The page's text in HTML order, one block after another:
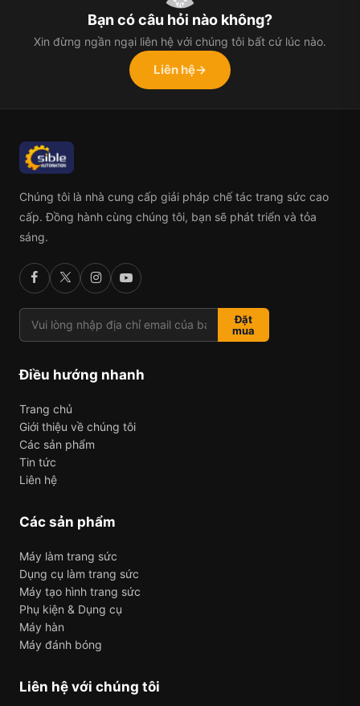
Bạn có câu hỏi nào không?
Xin đừng ngần ngại liên hệ với chúng tôi bất cứ lúc nào.
Liên hệ→
Chúng tôi là nhà cung cấp giải pháp chế tác trang sức cao
cấp. Đồng hành cùng chúng tôi, bạn sẽ phát triển và tỏa
sáng.
Đặt
mua
Điều hướng nhanh
Trang chủ
Giới thiệu về chúng tôi
Các sản phẩm
Tin tức
Liên hệ
Các sản phẩm
Máy làm trang sức
Dụng cụ làm trang sức
Máy tạo hình trang sức
Phụ kiện & Dụng cụ
Máy hàn
Máy đánh bóng
Liên hệ với chúng tôi